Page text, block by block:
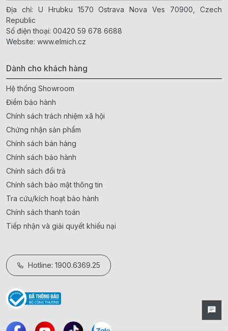
Địa chỉ: U Hrubku 1570 Ostrava Nova Ves 70900, Czech
Republic
Số điện thoại: 00420 59 678 6688
Website: www.elmich.cz
Dành cho khách hàng
Hệ thống Showroom
Điểm bảo hành
Chính sách trách nhiệm xã hội
Chứng nhận sản phẩm
Chính sách bán hàng
Chính sách bảo hành
Chính sách đổi trả
Chính sách bảo mật thông tin
Tra cứu/kích hoạt bảo hành
Chính sách thanh toán
Tiếp nhận và giải quyết khiếu nại
Hotline: 1900.6369.25